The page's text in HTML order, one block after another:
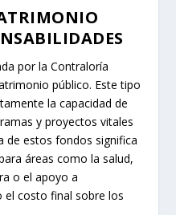
por la Contraloría
público. Este tipo
la capacidad de
y proyectos vitales
de estos fondos significa
áreas como la salud,
o el apoyo a
el costo final sobre los